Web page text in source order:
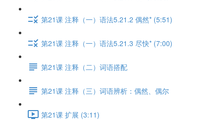
第21课 注释（一）语法5.21.2 偶然* (5:51)
第21课 注释（一）语法5.21.3 尽快* (7:00)
第21课 注释（二）词语搭配
第21课 注释（三）词语辨析：偶然、偶尔
第21课 扩展 (3:11)